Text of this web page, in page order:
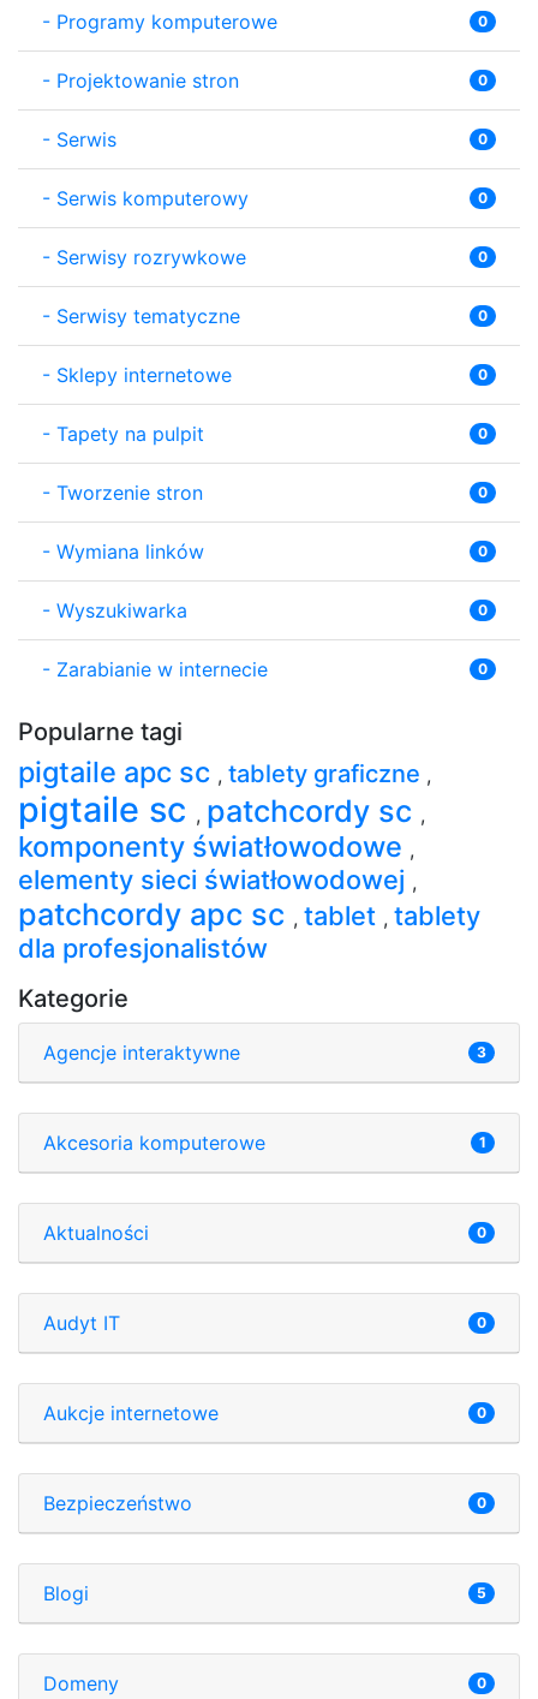
- Programy komputerowe 0
- Projektowanie stron 0
- Serwis 0
- Serwis komputerowy 0
- Serwisy rozrywkowe 0
- Serwisy tematyczne 0
- Sklepy internetowe 0
- Tapety na pulpit 0
- Tworzenie stron 0
- Wymiana linków 0
- Wyszukiwarka 0
- Zarabianie w internecie 0
Popularne tagi
pigtaile apc sc , tablety graficzne ,
pigtaile sc , patchcordy sc ,
komponenty światłowodowe ,
elementy sieci światłowodowej ,
patchcordy apc sc , tablet , tablety
dla profesjonalistów
Kategorie
Agencje interaktywne 3
Akcesoria komputerowe 1
Aktualności 0
Audyt IT 0
Aukcje internetowe 0
Bezpieczeństwo 0
Blogi 5
Domeny 0